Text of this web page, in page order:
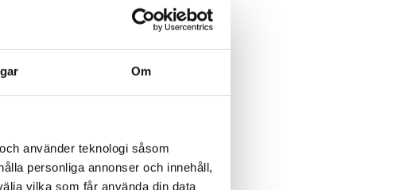
Om
använder teknologi såsom
personliga annonser och innehåll,
vilka som får använda din data